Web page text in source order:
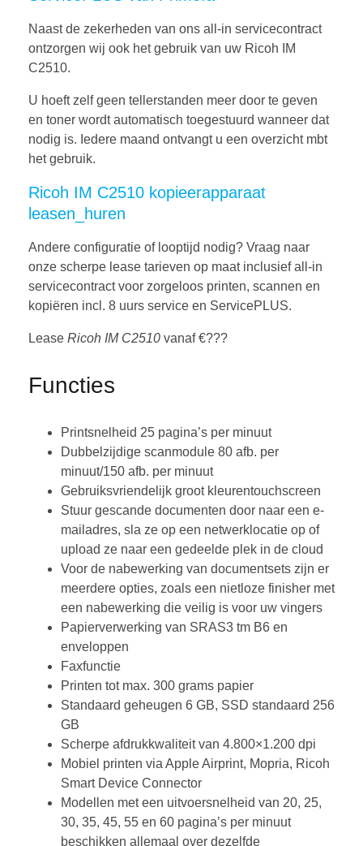
Naast de zekerheden van ons all-in servicecontract
ontzorgen wij ook het gebruik van uw Ricoh IM
C2510.
U hoeft zelf geen tellerstanden meer door te geven
en toner wordt automatisch toegestuurd wanneer dat
nodig is. Iedere maand ontvangt u een overzicht mbt
het gebruik.
Ricoh IM C2510 kopieerapparaat
leasen_huren
Andere configuratie of looptijd nodig? Vraag naar
onze scherpe lease tarieven op maat inclusief all-in
servicecontract voor zorgeloos printen, scannen en
kopiëren incl. 8 uurs service en ServicePLUS.
Lease Ricoh IM C2510 vanaf €???
Functies
Printsnelheid 25 pagina’s per minuut
Dubbelzijdige scanmodule 80 afb. per
minuut/150 afb. per minuut
Gebruiksvriendelijk groot kleurentouchscreen
Stuur gescande documenten door naar een e-
mailadres, sla ze op een netwerklocatie op of
upload ze naar een gedeelde plek in de cloud
Voor de nabewerking van documentsets zijn er
meerdere opties, zoals een nietloze finisher met
een nabewerking die veilig is voor uw vingers
Papierverwerking van SRAS3 tm B6 en
enveloppen
Faxfunctie
Printen tot max. 300 grams papier
Standaard geheugen 6 GB, SSD standaard 256
GB
Scherpe afdrukkwaliteit van 4.800×1.200 dpi
Mobiel printen via Apple Airprint, Mopria, Ricoh
Smart Device Connector
Modellen met een uitvoersnelheid van 20, 25,
30, 35, 45, 55 en 60 pagina’s per minuut
beschikken allemaal over dezelfde